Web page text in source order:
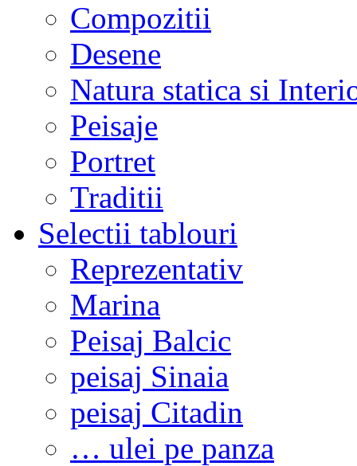
Compozitii
Desene
Natura statica si
Peisaje
Portret
Traditii
Selectii tablouri
Reprezentativ
Marina
Peisaj Balcic
peisaj Sinaia
peisaj Citadin
… ulei pe panza